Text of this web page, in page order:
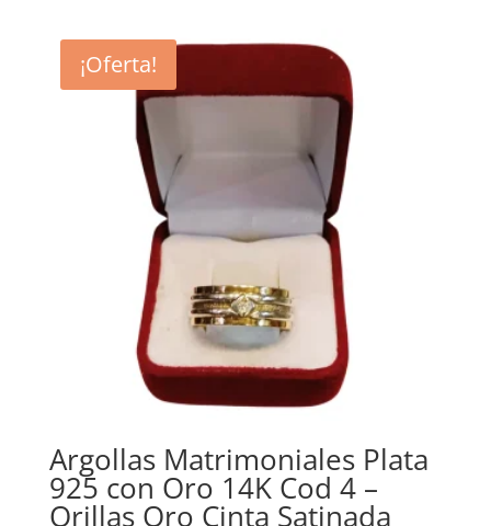
era:
$39.990.
es:
¡Oferta!
Argollas Matrimoniales Plata
925 con Oro 14K Cod 4 –
Orillas Oro Cinta Satinada